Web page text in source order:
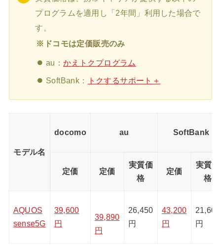
プログラムを適用し「2年間」利用した場合で
す。
※ドコモは定価販売のみ
au：かえトクプログラム
SoftBank：
トクするサポート＋
モデル名
docomo au SoftBank
定価 定価
実質価
格
定価
実質価
格
AQUOS
sense5G
39,600
円
39,890
円
26,450
円
43,200
円
21,600
円